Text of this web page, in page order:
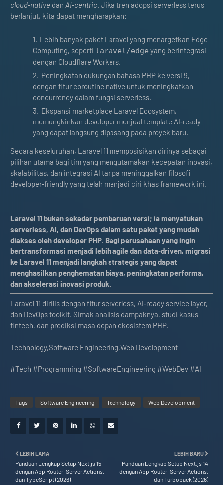
cloud‑native dan AI‑centric. Jika tren adopsi serverless terus
berlanjut, kita dapat mengharapkan:
Lebih banyak paket Laravel yang menargetkan Edge
Computing, seperti laravel/edge yang berintegrasi
dengan Cloudflare Workers.
Peningkatan dukungan bahasa PHP ke versi 9,
dengan fitur coroutine native untuk meningkatkan
concurrency dalam fungsi serverless.
Ekspansi marketplace Laravel Ecosystem,
memungkinkan developer menjual template AI‑ready
yang dapat langsung dipasang pada proyek baru.
Secara keseluruhan, Laravel 11 memposisikan dirinya sebagai
pilihan utama bagi tim yang mengutamakan kecepatan inovasi,
skalabilitas, dan integrasi AI tanpa meninggalkan filosofi
developer‑friendly yang telah menjadi ciri khas framework ini.
Laravel 11 bukan sekadar pembaruan versi; ia menyatukan
serverless, AI, dan DevOps dalam satu paket yang mudah
diakses oleh developer PHP. Bagi perusahaan yang ingin
bertransformasi menjadi lebih agile dan data‑driven, migrasi
ke Laravel 11 menjadi langkah strategis yang dapat
menghasilkan penghematan biaya, peningkatan performa,
dan akselerasi inovasi produk.
Laravel 11 dirilis dengan fitur serverless, AI‑ready service layer,
dan DevOps toolkit. Simak analisis dampaknya, studi kasus
fintech, dan prediksi masa depan ekosistem PHP.
Technology,Software Engineering,Web Development
#Tech #Programming #SoftwareEngineering #WebDev #AI
Tags Software Engineering Technology Web Development
LEBIH BARU
Panduan Lengkap Setup Next.js 14
dengan App Router, Server Actions,
dan Turbopack (2026)
LEBIH LAMA
Panduan Lengkap Setup Next.js 15
dengan App Router, Server Actions,
dan TypeScript (2026)